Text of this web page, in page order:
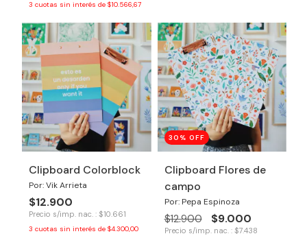
3 cuotas sin interés de $10.566,67
Clipboard Colorblock
Por: Vik Arrieta
$12.900
Precio s/imp. nac. : $10.661
3 cuotas sin interés de $4.300,00
30 % OFF
Clipboard Flores de
campo
Por: Pepa Espinoza
$12.900 $9.000
Precio s/imp. nac. : $7.438